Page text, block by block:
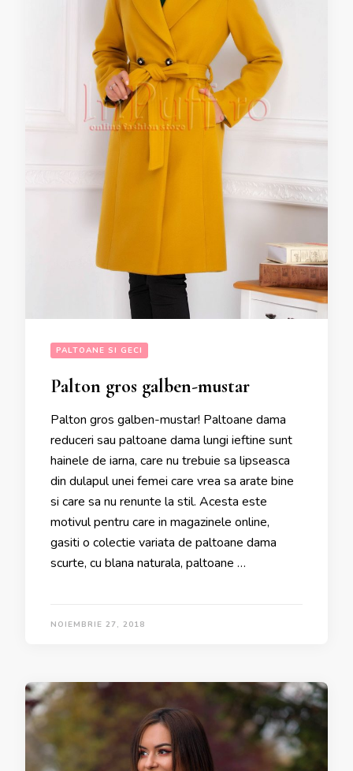
PALTOANE SI GECI
Palton gros galben-mustar
Palton gros galben-mustar! Paltoane dama
reduceri sau paltoane dama lungi ieftine sunt
hainele de iarna, care nu trebuie sa lipseasca
din dulapul unei femei care vrea sa arate bine
si care sa nu renunte la stil. Acesta este
motivul pentru care in magazinele online,
gasiti o colectie variata de paltoane dama
scurte, cu blana naturala, paltoane …
NOIEMBRIE 27, 2018